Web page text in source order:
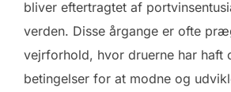
bliver eftertragtet af
verden. Disse årgange er ofte
vejrforhold, hvor druerne har haft
betingelser for at modne og